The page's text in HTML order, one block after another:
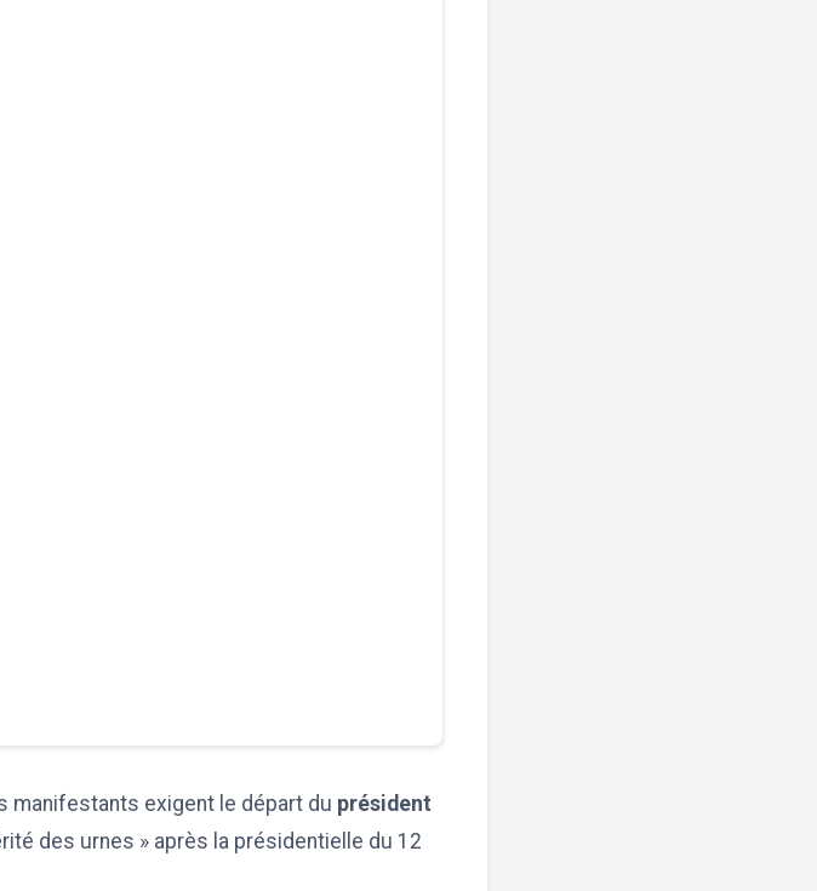
manifestants exigent le départ du président
des urnes » après la présidentielle du 12